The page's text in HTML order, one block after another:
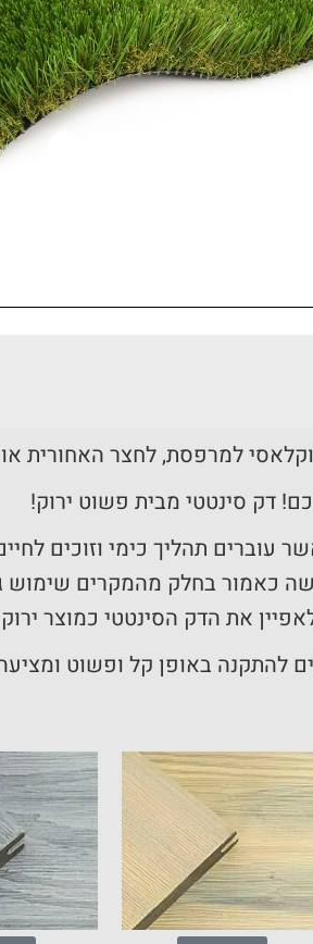
למרפסת, לחצר האחורית
דק סינטטי מבית פשוט ירוק!
עוברים תהליך כימי וזוכים
כאמור בחלק מהמקרים שימוש
את הדק הסינטטי כמוצר ירוק